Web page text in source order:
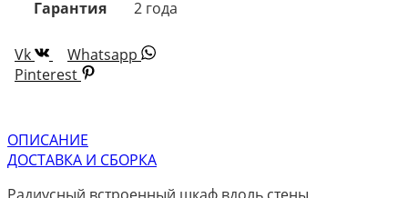
Гарантия 2 года
Vk
Whatsapp
Pinterest
ОПИСАНИЕ
ДОСТАВКА И СБОРКА